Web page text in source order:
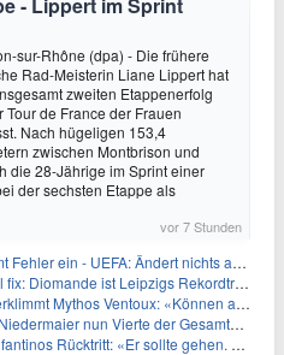
sur-Rhône (dpa) - Die frühere
Rad-Meisterin Liane Lippert hat
zweiten Etappenerfolg
Tour de France der Frauen
Nach hügeligen 153,4
zwischen Montbrison und
die 28-Jährige im Sprint einer
der sechsten Etappe als
vor 7 Stunden
ein - UEFA: Ändert nichts an Boykott
Diomande ist Leipzigs Rekordtransfer
Mythos Ventoux: «Können alles schaffen»
nun Vierte der Gesamtwertung
Rücktritt: «Er sollte gehen. Jetzt»